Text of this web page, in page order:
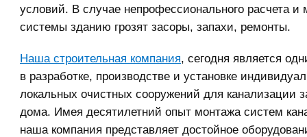
условий. В случае непрофессионального расчета и
системы зданию грозят засоры, запахи, ремонты.
Наша строительная компания, сегодня является
в разработке, производстве и установке
локальных очистных сооружений для канализации
дома. Имея десятилетний опыт монтажа систем
наша компания представляет достойное